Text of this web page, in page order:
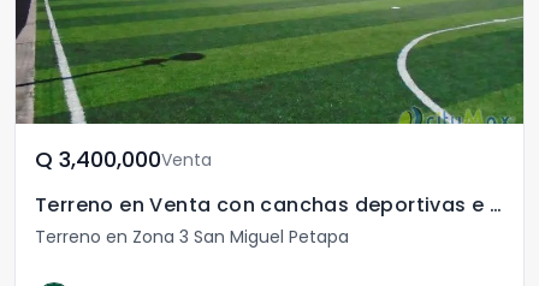
Q	3,400,000Venta
Terreno en Venta con canchas deportivas e instalaciones
Terreno en Zona 3 San Miguel Petapa